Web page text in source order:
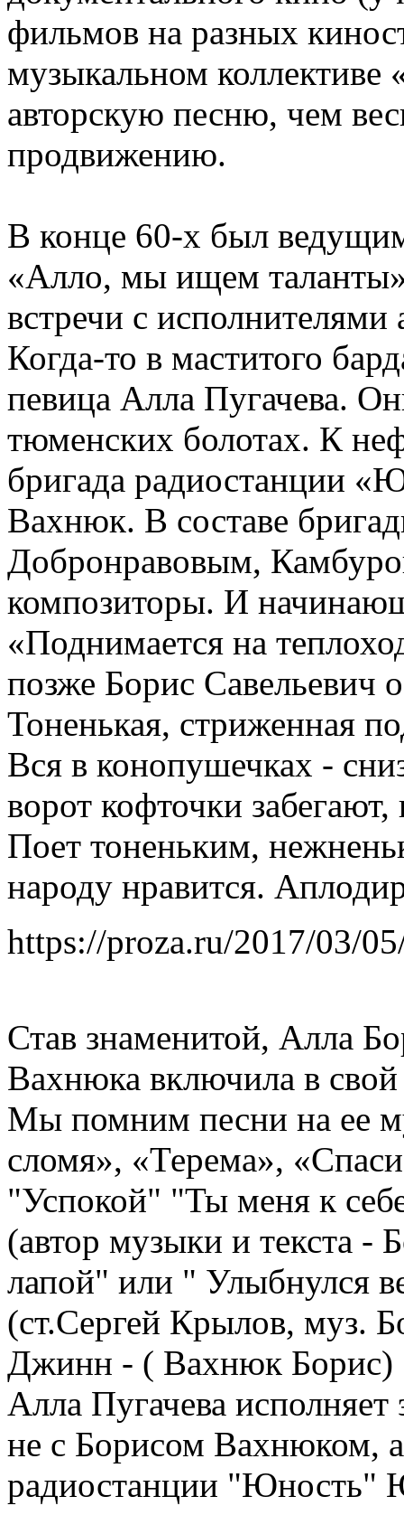
фильмов на разных
музыкальном
авторскую песню, чем
продвижению.
В конце 60-х был
«Алло, мы ищем
встречи с
Когда-то в маститого
певица Алла Пугачева.
тюменских болотах. К
бригада радиостанции
Вахнюк. В составе
Добронравовым,
композиторы. И
«Поднимается на
позже Борис Савельевич
Тоненькая, стриженная
Вся в конопушечках -
ворот кофточки
Поет тоненьким,
народу нравится.
https://proza.ru/2017/03/
Став знаменитой, Алла
Вахнюка включила в свой
Мы помним песни на ее
сломя», «Терема»,
"Успокой" "Ты меня к
(автор музыки и текста
лапой" или " Улыбнулся
(ст.Сергей Крылов, муз.
Джинн - ( Вахнюк Борис)
Алла Пугачева исполняет
не с Борисом Вахнюком,
радиостанции "Юность"